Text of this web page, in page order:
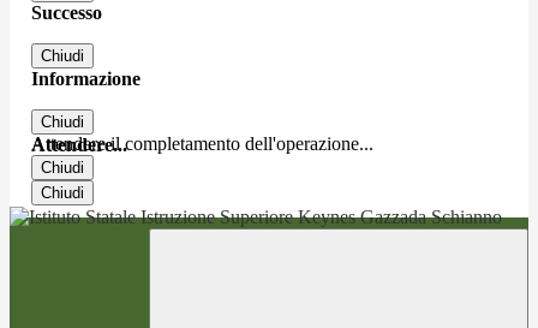
Successo
Chiudi
Informazione
Chiudi
Attendere...
Attendere il completamento dell'operazione...
Chiudi
Chiudi